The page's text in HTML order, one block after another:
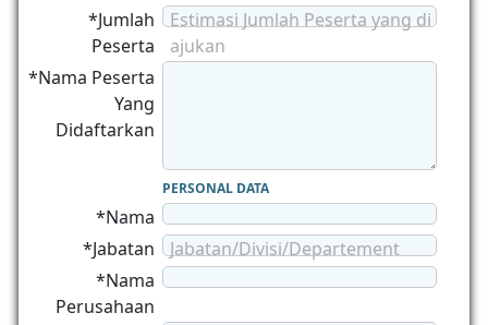
*Jumlah
Peserta
Estimasi Jumlah Peserta yang di
ajukan
*Nama Peserta
Yang
Didaftarkan
PERSONAL DATA
*Nama
*Jabatan
Jabatan/Divisi/Departement
*Nama
Perusahaan